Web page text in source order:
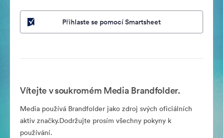
Přihlaste se pomocí Smartsheet
Vítejte v soukromém Media Brandfolder.
Media používá Brandfolder jako zdroj svých oficiálních
aktiv značky.Dodržujte prosím všechny pokyny k
používání.